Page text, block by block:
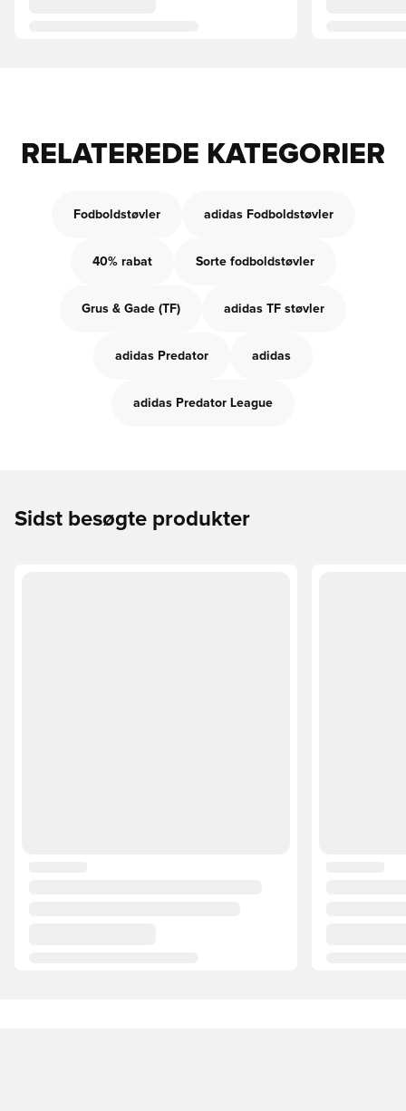
RELATEREDE KATEGORIER
Fodboldstøvler adidas Fodboldstøvler
40% rabat Sorte fodboldstøvler
Grus & Gade (TF) adidas TF støvler
adidas Predator adidas
adidas Predator League
Sidst besøgte produkter